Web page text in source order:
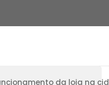
da loja na